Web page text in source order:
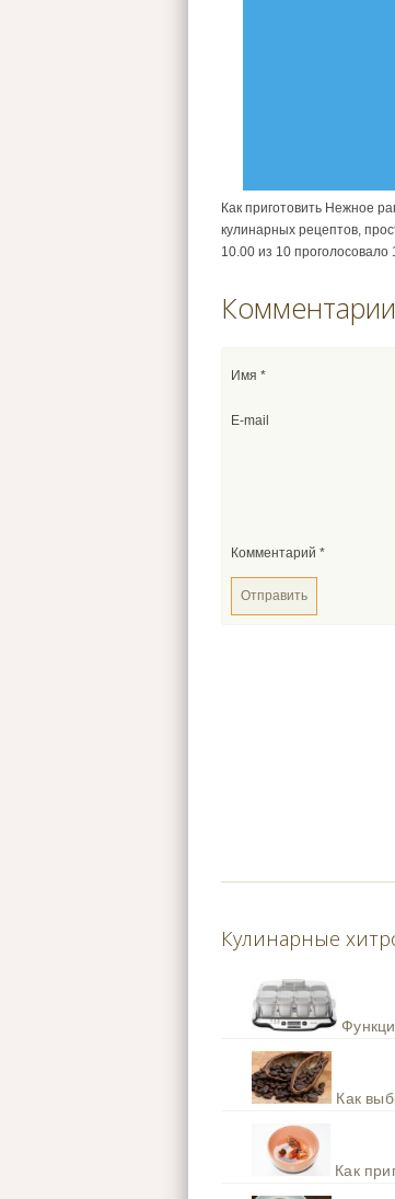
Как приготовить Нежное
кулинарных рецептов,
10.00 из 10 проголосовало
Комментарии
Имя *
E-mail
Комментарий *
Кулинарные
Как
Как